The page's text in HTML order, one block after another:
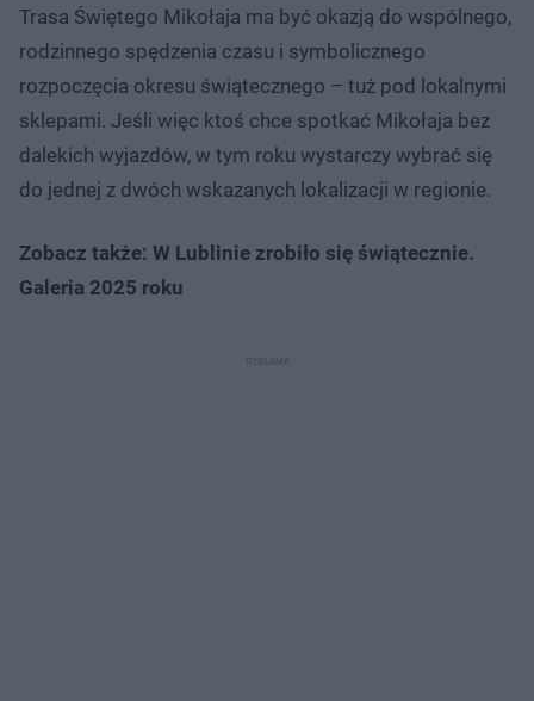
Trasa Świętego Mikołaja ma być okazją do wspólnego,
rodzinnego spędzenia czasu i symbolicznego
rozpoczęcia okresu świątecznego – tuż pod lokalnymi
sklepami. Jeśli więc ktoś chce spotkać Mikołaja bez
dalekich wyjazdów, w tym roku wystarczy wybrać się
do jednej z dwóch wskazanych lokalizacji w regionie.
Zobacz także: W Lublinie zrobiło się świątecznie.
Galeria 2025 roku